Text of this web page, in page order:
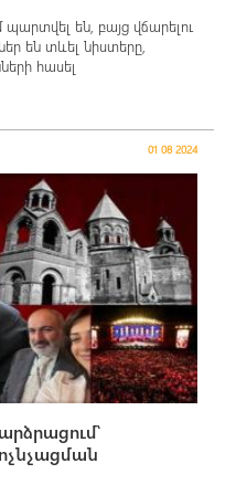
են, բայց վճարելու
են տևել նիստերը,
հասել
01 08 2024